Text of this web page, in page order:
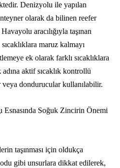
Denizyolu ile yapılan
olarak da bilinen reefer
aracılığıyla taşınan
maruz kalmayı
ek olarak farklı sıcaklıklara
adına aktif sıcaklık kontrollü
veya dondurucular kullanılabilir.
Esnasında Soğuk Zincirin Önemi
taşınması için oldukça
gibi unsurlara dikkat edilerek,